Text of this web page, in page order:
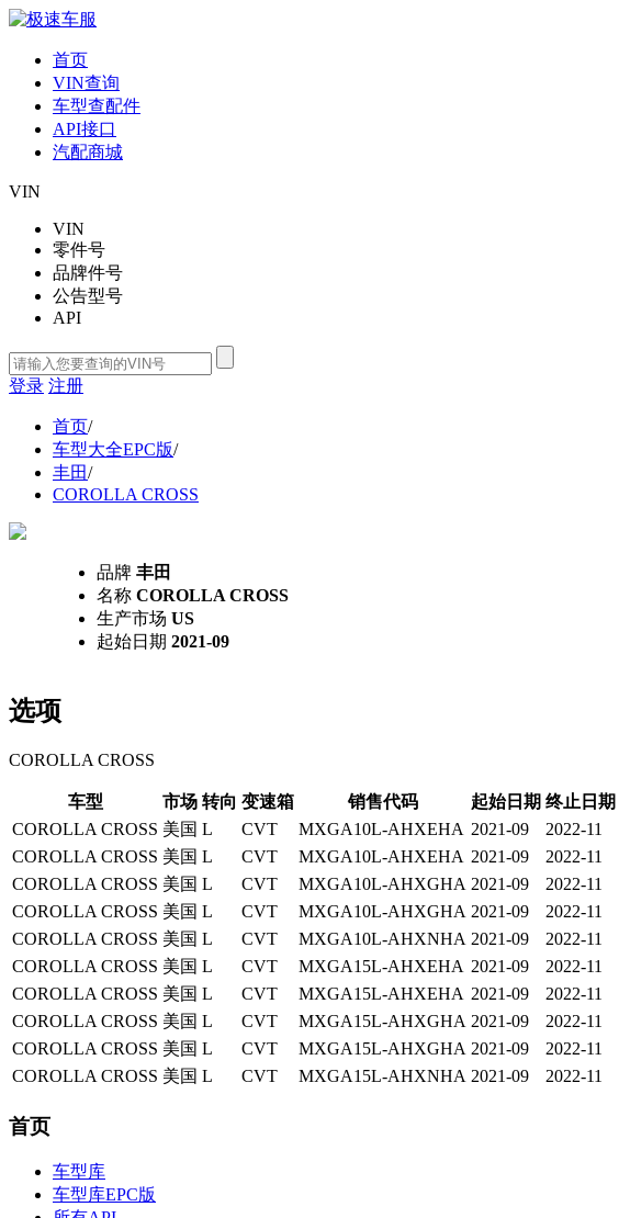
首页
VIN查询
车型查配件
API接口
汽配商城
VIN
VIN
零件号
品牌件号
公告型号
API
登录 注册
首页/
车型大全EPC版/
丰田/
COROLLA CROSS
品牌 丰田
名称 COROLLA CROSS
生产市场 US
起始日期 2021-09
选项
COROLLA CROSS
车型 市场 转向 变速箱 销售代码 起始日期 终止日期
COROLLA CROSS 美国 L CVT MXGA10L-AHXEHA 2021-09 2022-11
COROLLA CROSS 美国 L CVT MXGA10L-AHXEHA 2021-09 2022-11
COROLLA CROSS 美国 L CVT MXGA10L-AHXGHA 2021-09 2022-11
COROLLA CROSS 美国 L CVT MXGA10L-AHXGHA 2021-09 2022-11
COROLLA CROSS 美国 L CVT MXGA10L-AHXNHA 2021-09 2022-11
COROLLA CROSS 美国 L CVT MXGA15L-AHXEHA 2021-09 2022-11
COROLLA CROSS 美国 L CVT MXGA15L-AHXEHA 2021-09 2022-11
COROLLA CROSS 美国 L CVT MXGA15L-AHXGHA 2021-09 2022-11
COROLLA CROSS 美国 L CVT MXGA15L-AHXGHA 2021-09 2022-11
COROLLA CROSS 美国 L CVT MXGA15L-AHXNHA 2021-09 2022-11
首页
车型库
车型库EPC版